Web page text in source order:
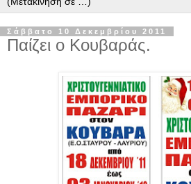
Σάββατο 10 Δεκεμβρίου 2011
Παίζει ο Κουβαράς.